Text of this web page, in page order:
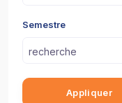
Semestre
recherche
Appliquer